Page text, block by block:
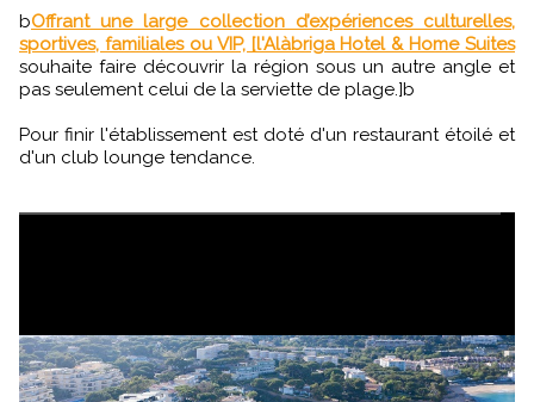
bOffrant une large collection d’expériences culturelles,
sportives, familiales ou VIP, [l'Alàbriga Hotel & Home Suites
souhaite faire découvrir la région sous un autre angle et
pas seulement celui de la serviette de plage.]b
Pour finir l'établissement est doté d'un restaurant étoilé et
d'un club lounge tendance.